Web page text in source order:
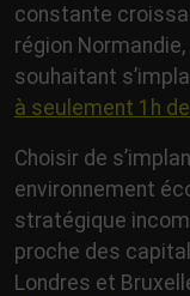
constante
région
souhaitant
à seulement 1h
Choisir de
environnement
stratégique
proche des
Londres et